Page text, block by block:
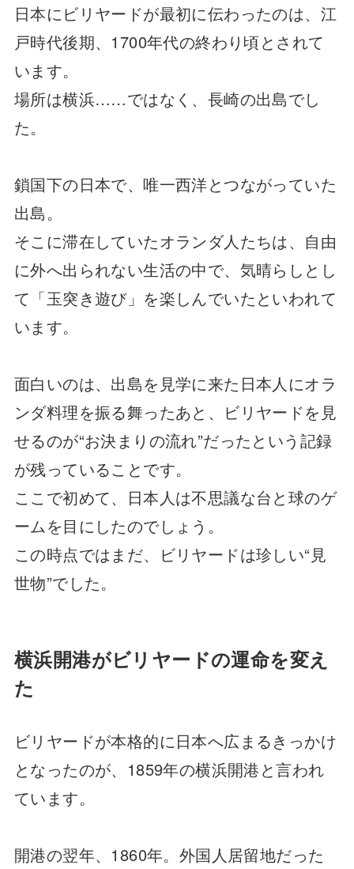
日本にビリヤードが最初に伝わったのは、江
戸時代後期、1700年代の終わり頃とされて
います。
場所は横浜……ではなく、長崎の出島でし
た。
鎖国下の日本で、唯一西洋とつながっていた
出島。
そこに滞在していたオランダ人たちは、自由
に外へ出られない生活の中で、気晴らしとし
て「玉突き遊び」を楽しんでいたといわれて
います。
面白いのは、出島を見学に来た日本人にオラ
ンダ料理を振る舞ったあと、ビリヤードを見
せるのが“お決まりの流れ”だったという記録
が残っていることです。
ここで初めて、日本人は不思議な台と球のゲ
ームを目にしたのでしょう。
この時点ではまだ、ビリヤードは珍しい“見
世物”でした。
横浜開港がビリヤードの運命を変え
た
ビリヤードが本格的に日本へ広まるきっかけ
となったのが、1859年の横浜開港と言われ
ています。
開港の翌年、1860年。外国人居留地だった